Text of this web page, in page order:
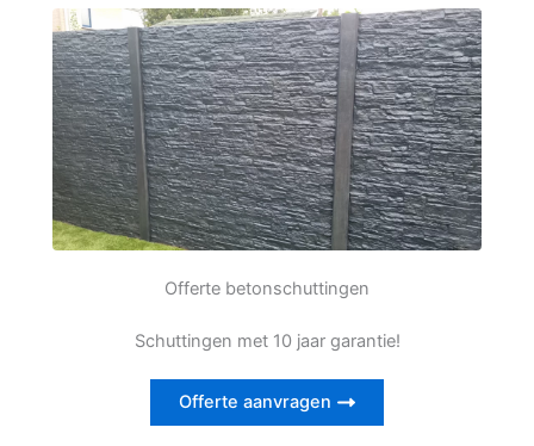
Offerte betonschuttingen
Schuttingen met 10 jaar garantie!
Offerte aanvragen